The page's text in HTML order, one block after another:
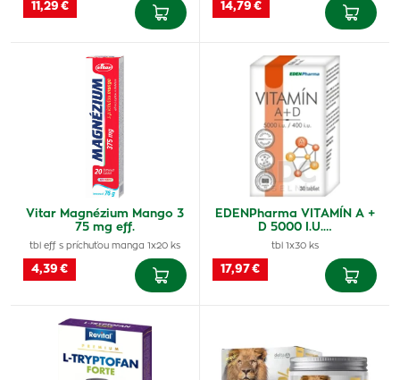
11,29 € 14,79 €
Vitar Magnézium Mango 3
75 mg eff.
tbl eff s príchuťou manga 1x20 ks
4,39 €
EDENPharma VITAMÍN A +
D 5000 I.U.…
tbl 1x30 ks
17,97 €